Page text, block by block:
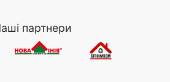
партнери